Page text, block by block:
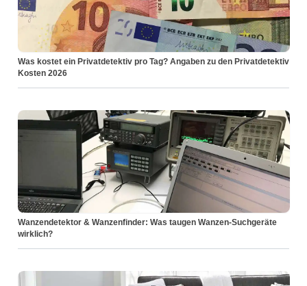
Was kostet ein Privatdetektiv pro Tag? Angaben zu den Privatdetektiv
Kosten 2026
Wanzendetektor & Wanzenfinder: Was taugen Wanzen-Suchgeräte
wirklich?